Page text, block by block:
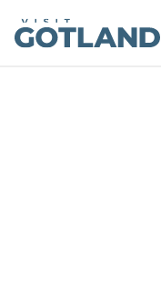
Visit Gotland